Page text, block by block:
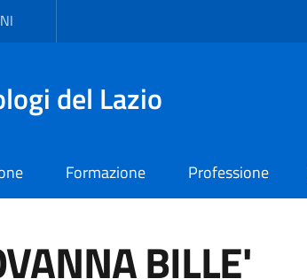
del Lazio
Formazione Professione
BILLE'